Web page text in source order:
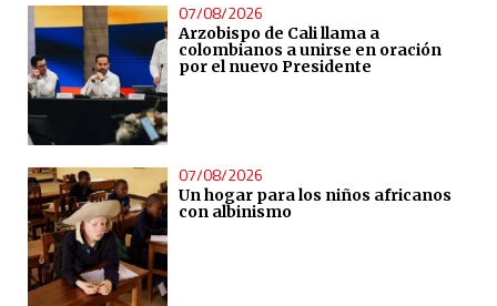
07/08/2026
Arzobispo de Cali llama a
colombianos a unirse en oración
por el nuevo Presidente
07/08/2026
Un hogar para los niños africanos
con albinismo